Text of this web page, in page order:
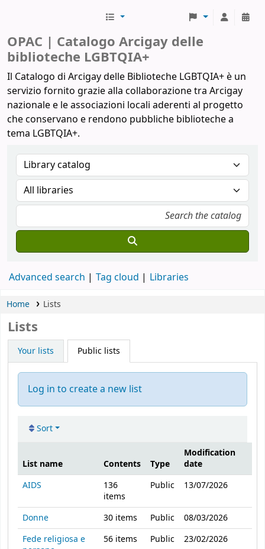
OPAC | Catalogo Arcigay delle
biblioteche LGBTQIA+
Il Catalogo di Arcigay delle Biblioteche LGBTQIA+ è un
servizio fornito grazie alla collaborazione tra Arcigay
nazionale e le associazioni locali aderenti al progetto
che conservano e rendono pubbliche biblioteche a
tema LGBTQIA+.
Advanced search Tag cloud Libraries
Home Lists
Lists
Your lists Public lists
Log in to create a new list
Sort
Public lists
List name Contents Type
Modification
date
AIDS
136
items
Public 13/07/2026
Donne 30 items Public
08/03/2026
Fede religiosa e
56 items Public 23/02/2026